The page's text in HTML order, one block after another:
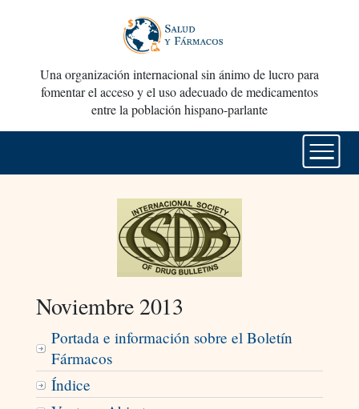
Una organización internacional sin ánimo de lucro para
fomentar el acceso y el uso adecuado de medicamentos
entre la población hispano-parlante
Noviembre 2013
Portada e información sobre el Boletín
Fármacos
Índice